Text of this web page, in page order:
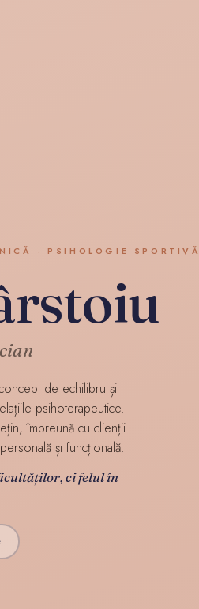
· PSIHOLOGIE SPORTIVĂ
de echilibru și
psihoterapeutice.
împreună cu clienții
și funcțională.
ci felul în